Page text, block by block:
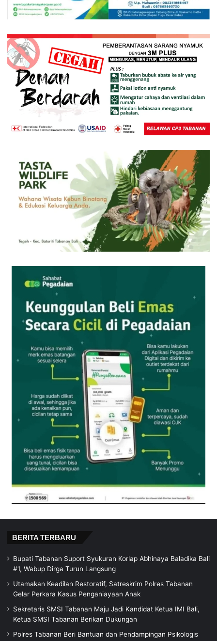
BERITA TERBARU
Bupati Tabanan Suport Syukuran Korlap Abhinaya Baladika Bali
#1, Wabup Dirga Turun Langsung
Utamakan Keadilan Restoratif, Satreskrim Polres Tabanan
Gelar Perkara Kasus Penganiayaan Anak
Sekretaris SMSI Tabanan Maju Jadi Kandidat Ketua IMI Bali,
Ketua SMSI Tabanan Berikan Dukungan
Polres Tabanan Beri Bantuan dan Pendampingan Psikologis